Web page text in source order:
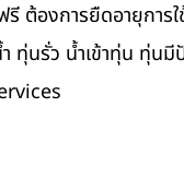
รี ต้องการยืดอายุกา
นรั่ว น้ำเข้าทุ่น ทุ่นมีปั